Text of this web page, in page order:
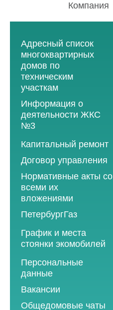
Компания
Адресный список
многоквартирных
домов по
техническим
участкам
Информация о
деятельности ЖКС
№3
Программы
2013 год
2014 год
2015 год
2016 год
2017 год
2018 год
Капитальный ремонт
Договор управления
Нормативные акты со
всеми их
вложениями
ПетербургГаз
2018 год
2019 год
2020 год
2021 год
2022 год
График и места
стоянки экомобилей
2019 год
2020 год
2021 год
2022 год
Персональные
данные
Вакансии
Общедомовые чаты